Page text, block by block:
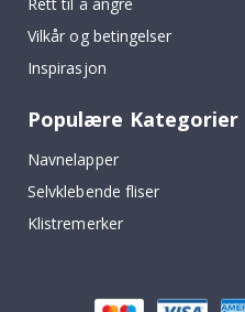
Vilkår og betingelser
Inspirasjon
Populære Kategorier
Navnelapper
Selvklebende fliser
Klistremerker